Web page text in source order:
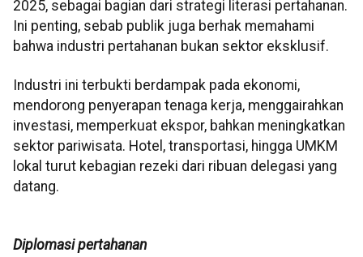
2025, sebagai bagian dari strategi literasi pertahanan.
Ini penting, sebab publik juga berhak memahami
bahwa industri pertahanan bukan sektor eksklusif.
Industri ini terbukti berdampak pada ekonomi,
mendorong penyerapan tenaga kerja, menggairahkan
investasi, memperkuat ekspor, bahkan meningkatkan
sektor pariwisata. Hotel, transportasi, hingga UMKM
lokal turut kebagian rezeki dari ribuan delegasi yang
datang.
Diplomasi pertahanan